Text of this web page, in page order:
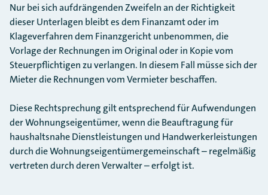
Nur bei sich aufdrängenden Zweifeln an der Richtigkeit
dieser Unterlagen bleibt es dem Finanzamt oder im
Klageverfahren dem Finanzgericht unbenommen, die
Vorlage der Rechnungen im Original oder in Kopie vom
Steuer­pflichtigen zu verlangen. In diesem Fall müsse sich der
Mieter die Rechnungen vom Vermieter beschaffen.
Diese Rechtsprechung gilt entsprechend für Aufwendungen
der Wohnungseigentümer, wenn die Beauftragung für
haushaltsnahe Dienstleistungen und Handwerkerleistungen
durch die Wohnungs­eigentümergemeinschaft – regelmäßig
vertreten durch deren Verwalter – erfolgt ist.